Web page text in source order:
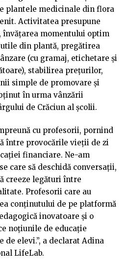
plantele medicinale din flora
Activitatea presupune
momentului optim
din plantă, pregătirea
(cu gramaj, etichetare și
stabilirea prețurilor,
simple de promovare și
în urma vânzării
de Crăciun al școlii.
cu profesorii, pornind
între provocările vieții de zi
financiare. Ne-am
care să deschidă conversații,
creeze legături între
Profesorii care au
conținutului de pe platformă
inovatoare și o
noțiunile de educație
de elevi.”, a declarat Adina
LifeLab.